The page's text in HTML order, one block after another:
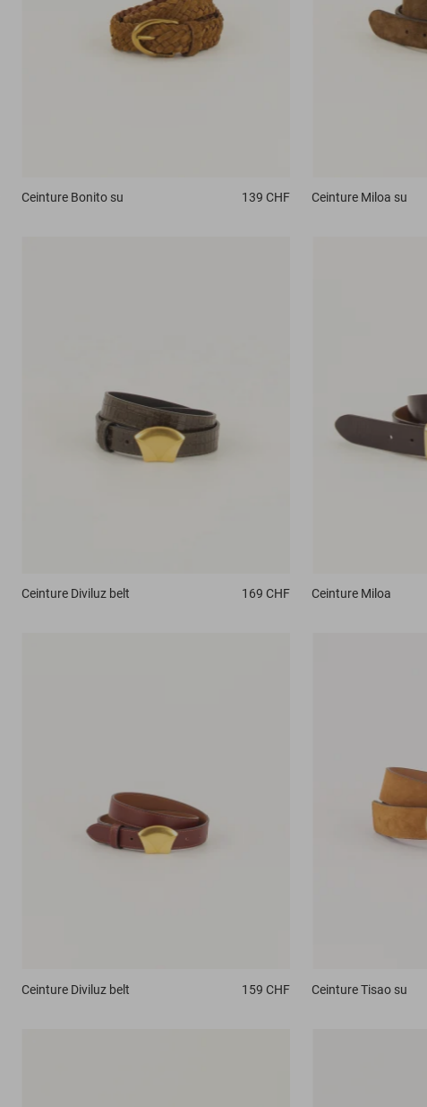
Ceinture Bonito su 139 CHF Ceinture Miloa su
Ceinture Diviluz belt 169 CHF Ceinture Miloa
Ceinture Diviluz belt 159 CHF CeintureTisao su